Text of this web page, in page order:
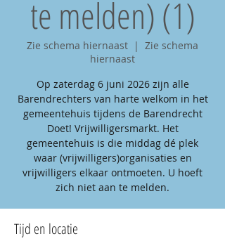
te melden) (1)
Zie schema hiernaast
  |
Zie schema
hiernaast
Op zaterdag 6 juni 2026 zijn alle
Barendrechters van harte welkom in het
gemeentehuis tijdens de Barendrecht
Doet! Vrijwilligersmarkt. Het
gemeentehuis is die middag dé plek
waar (vrijwilligers)organisaties en
vrijwilligers elkaar ontmoeten. U hoeft
zich niet aan te melden.
Tijd en locatie